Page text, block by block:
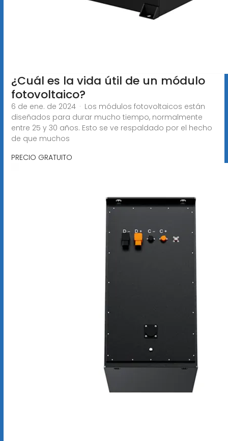
¿Cuál es la vida útil de un módulo
fotovoltaico?
6 de ene. de 2024 · Los módulos fotovoltaicos están
diseñados para durar mucho tiempo, normalmente
entre 25 y 30 años. Esto se ve respaldado por el hecho
de que muchos
PRECIO GRATUITO